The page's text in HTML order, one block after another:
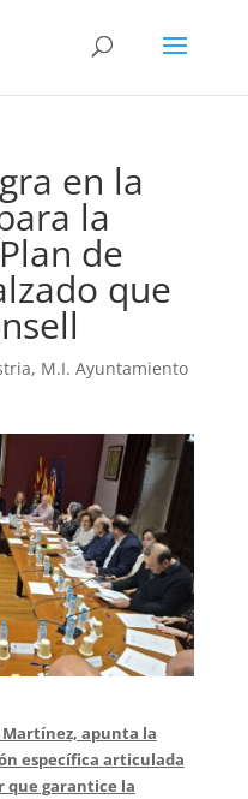
en la
la
de
que
, M.I. Ayuntamiento
Martínez, apunta la
específica articulada
que garantice la